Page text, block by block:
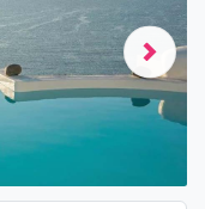
Next